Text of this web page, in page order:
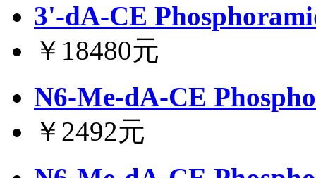
3'-dA-CE
￥18480元
N6-Me-dA-CE
￥2492元